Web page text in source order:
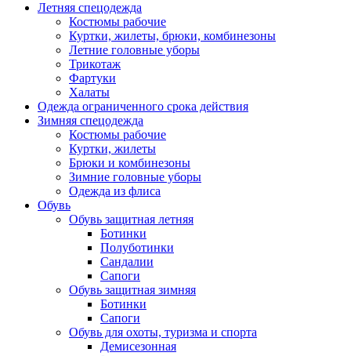
Летняя спецодежда
Костюмы рабочие
Куртки, жилеты, брюки, комбинезоны
Летние головные уборы
Трикотаж
Фартуки
Халаты
Одежда ограниченного срока действия
Зимняя спецодежда
Костюмы рабочие
Куртки, жилеты
Брюки и комбинезоны
Зимние головные уборы
Одежда из флиса
Обувь
Обувь защитная летняя
Ботинки
Полуботинки
Сандалии
Сапоги
Обувь защитная зимняя
Ботинки
Сапоги
Обувь для охоты, туризма и спорта
Демисезонная